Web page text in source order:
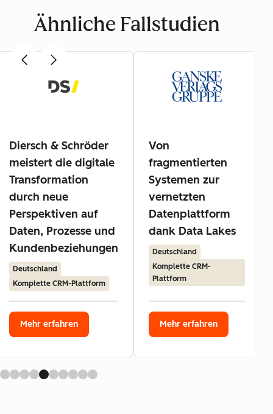
Ähnliche Fallstudien
Diersch & Schröder
meistert die digitale
Transformation
durch neue
Perspektiven auf
Daten, Prozesse und
Kundenbeziehungen
Deutschland
Komplette CRM-Plattform
Mehr erfahren
Von
fragmentierten
Systemen zur
vernetzten
Datenplattform
dank Data Lakes
Deutschland
Komplette CRM-
Plattform
Mehr erfahren